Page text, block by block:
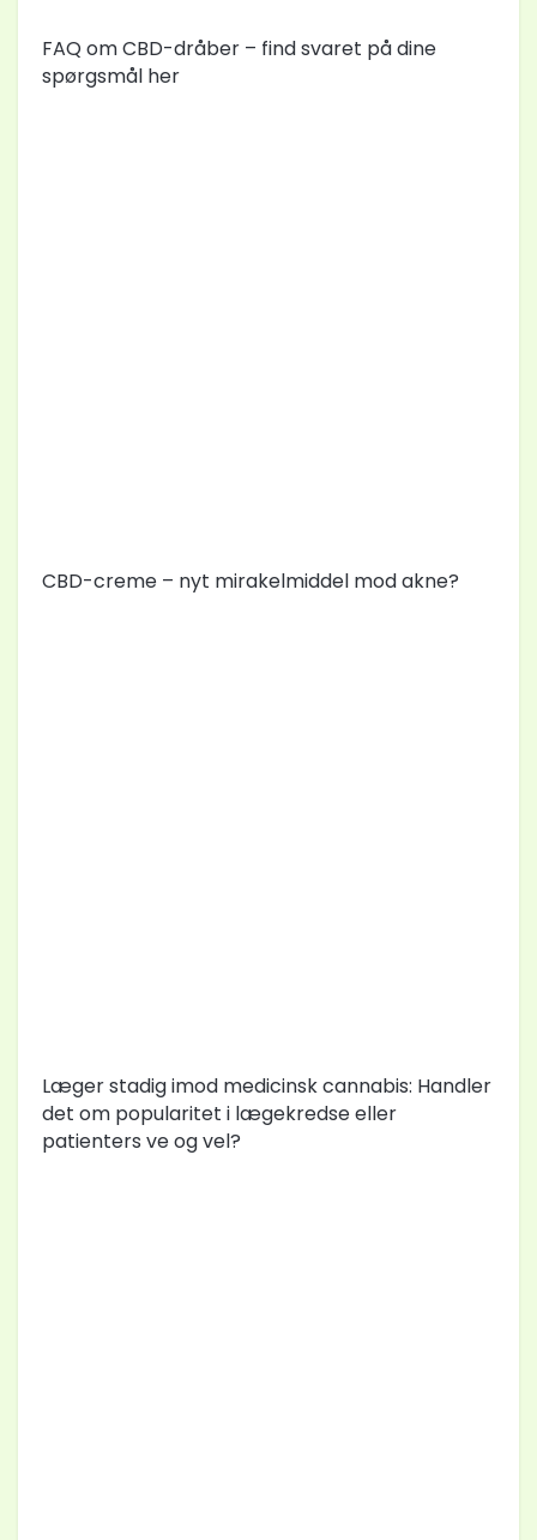
FAQ om CBD-dråber – find svaret på dine
spørgsmål her
CBD-creme – nyt mirakelmiddel mod akne?
Læger stadig imod medicinsk cannabis: Handler
det om popularitet i lægekredse eller
patienters ve og vel?